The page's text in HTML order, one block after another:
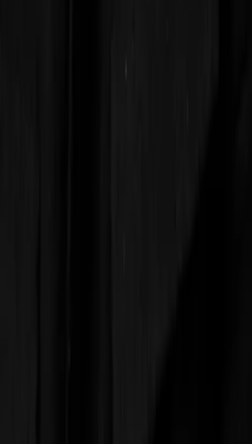
modal reutilizable con
y Tailwind CSS
modal sólido, accesible y configurable sin
usando clases utilitarias de Tailwind CSS.